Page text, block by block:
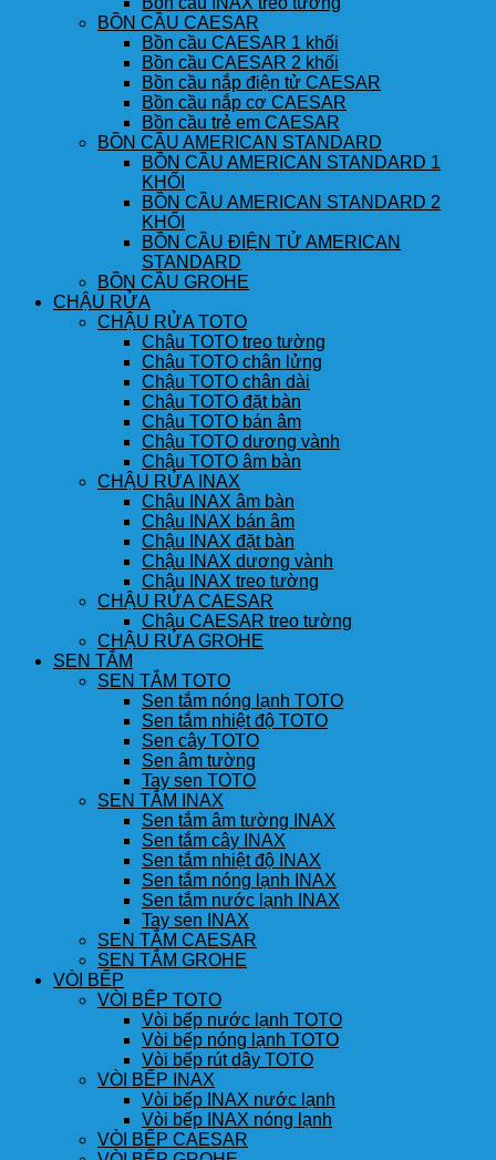
BỒN CẦU CAESAR
Bồn cầu CAESAR 1 khối
Bồn cầu CAESAR 2 khối
Bồn cầu nắp điện tử CAESAR
Bồn cầu nắp cơ CAESAR
Bồn cầu trẻ em CAESAR
BỒN CẦU AMERICAN STANDARD
BỒN CẦU AMERICAN STANDARD 1
KHỐI
BỒN CẦU AMERICAN STANDARD 2
KHỐI
BỒN CẦU ĐIỆN TỬ AMERICAN
STANDARD
BỒN CẦU GROHE
CHẬU RỬA
CHẬU RỬA TOTO
Chậu TOTO treo tường
Chậu TOTO chân lửng
Chậu TOTO chân dài
Chậu TOTO đặt bàn
Chậu TOTO bán âm
Chậu TOTO dương vành
Chậu TOTO âm bàn
CHẬU RỬA INAX
Chậu INAX âm bàn
Chậu INAX bán âm
Chậu INAX đặt bàn
Chậu INAX dương vành
Chậu INAX treo tường
CHẬU RỬA CAESAR
Chậu CAESAR treo tường
CHẬU RỬA GROHE
SEN TẮM
SEN TẮM TOTO
Sen tắm nóng lạnh TOTO
Sen tắm nhiệt độ TOTO
Sen cây TOTO
Sen âm tường
Tay sen TOTO
SEN TẮM INAX
Sen tắm âm tường INAX
Sen tắm cây INAX
Sen tắm nhiệt độ INAX
Sen tắm nóng lạnh INAX
Sen tắm nước lạnh INAX
Tay sen INAX
SEN TẮM CAESAR
SEN TẮM GROHE
VÒI BẾP
VÒI BẾP TOTO
Vòi bếp nước lạnh TOTO
Vòi bếp nóng lạnh TOTO
Vòi bếp rút dây TOTO
VÒI BẾP INAX
Vòi bếp INAX nước lạnh
Vòi bếp INAX nóng lạnh
VÒI BẾP CAESAR